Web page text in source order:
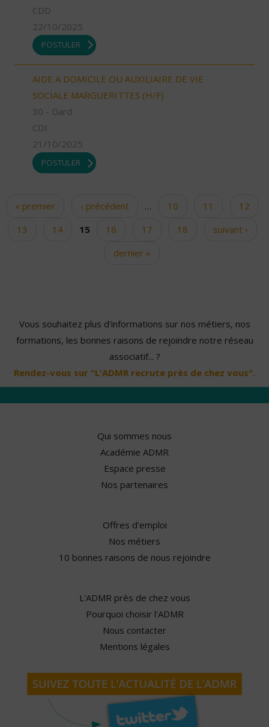
CDD
22/10/2025
POSTULER
AIDE A DOMICILE OU AUXILIAIRE DE VIE
SOCIALE MARGUERITTES (H/F)
30 - Gard
CDI
21/10/2025
POSTULER
Pages
« premier ‹ précédent … 10 11
12
13
14 15 16 17 18
suivant ›
dernier »
Vous souhaitez plus d'informations sur nos métiers, nos
formations, les bonnes raisons de rejoindre notre réseau
associatif... ?
Rendez-vous sur "L'ADMR recrute près de chez vous".
Qui sommes nous
Académie ADMR
Espace presse
Nos partenaires
Offres d'emploi
Nos métiers
10 bonnes raisons de nous rejoindre
L'ADMR près de chez vous
Pourquoi choisir l'ADMR
Nous contacter
Mentions légales